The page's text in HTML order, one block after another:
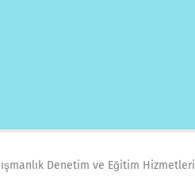
Denetim ve Eğitim Hizmetleri